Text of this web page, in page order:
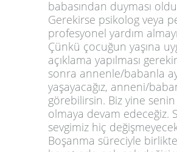
babasından duyması
Gerekirse psikolog veya
profesyonel yardım
Çünkü çocuğun yaşına
açıklama yapılması
sonra annenle/babanla
yaşayacağız, anneni/
görebilirsin. Biz yine
olmaya devam edeceğiz.
sevgimiz hiç
Boşanma süreciyle